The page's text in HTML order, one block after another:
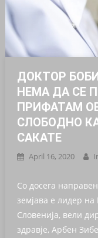
ДОКТОР
НЕМА ДА СЕ
ПРИФАТАМ
СЛОБОДНО
САКАТЕ
April 16, 2020
Со досега
земјава е лидер
Словенија, вели
здравје, Арбен